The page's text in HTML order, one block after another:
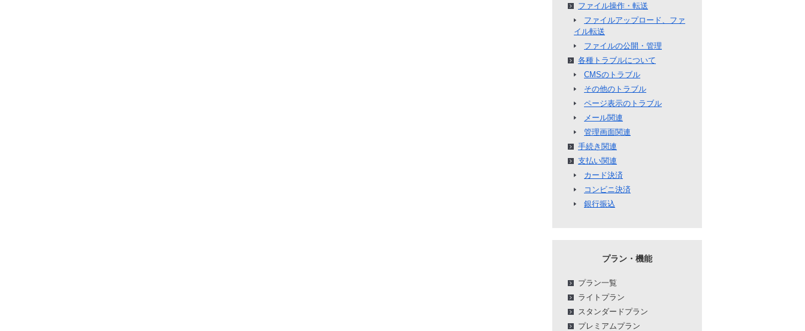
ファイル操作・転送
ファイルアップロード、ファ
イル転送
ファイルの公開・管理
各種トラブルについて
CMSのトラブル
その他のトラブル
ページ表示のトラブル
メール関連
管理画面関連
手続き関連
支払い関連
カード決済
コンビニ決済
銀行振込
プラン・機能
プラン一覧
ライトプラン
スタンダードプラン
プレミアムプラン